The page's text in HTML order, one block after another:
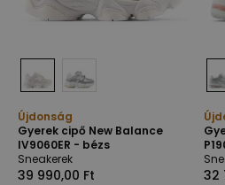
Újdonság
Gyerek cipő New Balance
IV9060ER - bézs
Sneakerek
39 990,00 Ft 32